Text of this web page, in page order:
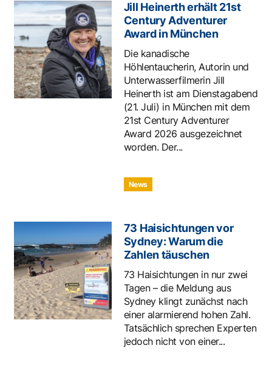
Jill Heinerth erhält 21st
Century Adventurer
Award in München
Die kanadische
Höhlentaucherin, Autorin und
Unterwasserfilmerin Jill
Heinerth ist am Dienstagabend
(21. Juli) in München mit dem
21st Century Adventurer
Award 2026 ausgezeichnet
worden. Der...
News
73 Haisichtungen vor
Sydney: Warum die
Zahlen täuschen
73 Haisichtungen in nur zwei
Tagen – die Meldung aus
Sydney klingt zunächst nach
einer alarmierend hohen Zahl.
Tatsächlich sprechen Experten
jedoch nicht von einer...